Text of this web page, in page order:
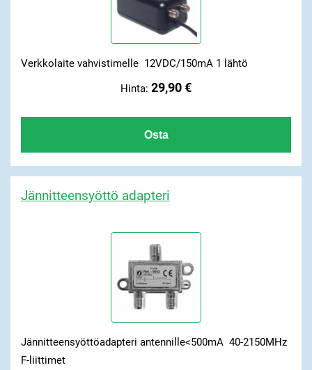
Verkkolaite vahvistimelle 12VDC/150mA 1 lähtö
Hinta: 29,90 €
Jännitteensyöttö adapteri
Jännitteensyöttöadapteri antennille<500mA 40-2150MHz
F-liittimet